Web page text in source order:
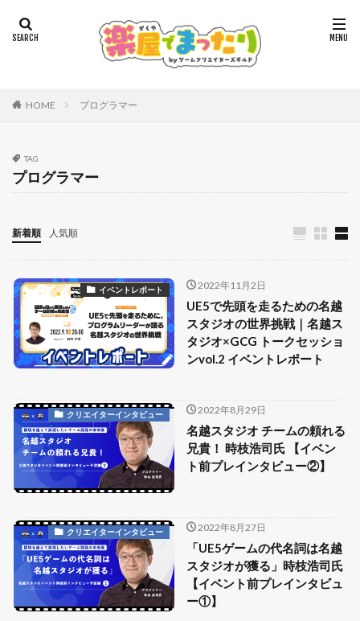
HOME プログラマー
TAG
プログラマー
新着順 人気順
イベントレポート 2022年11月2日
UE5で先頭を走るための名越
スタジオの世界挑戦｜名越ス
タジオ×GCG トークセッショ
ンvol.2 イベントレポート
クリエイターインタビュー 2022年8月29日
名越スタジオ チームの頼れる
兄貴！ 時枝浩司氏 【イベン
ト前プレインタビュー②】
クリエイターインタビュー 2022年8月27日
「UE5ゲームの代名詞は名越
スタジオが獲る」時枝浩司氏
【イベント前プレインタビュ
ー①】